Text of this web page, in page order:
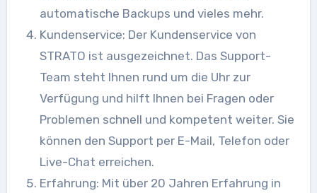
automatische Backups und vieles mehr.
Kundenservice: Der Kundenservice von
STRATO ist ausgezeichnet. Das Support-
Team steht Ihnen rund um die Uhr zur
Verfügung und hilft Ihnen bei Fragen oder
Problemen schnell und kompetent weiter. Sie
können den Support per E-Mail, Telefon oder
Live-Chat erreichen.
Erfahrung: Mit über 20 Jahren Erfahrung in